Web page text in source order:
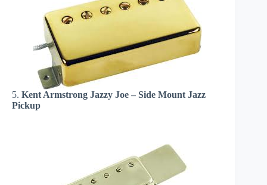
5. Kent Armstrong Jazzy Joe – Side Mount Jazz
Pickup